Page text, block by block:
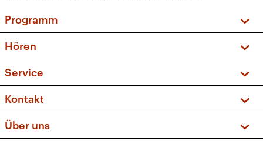
Programm
Sendungen und Podcasts
Musikliste
Kakadu – Das Kinderprogramm
Hören
Frequenzen (UKW + DAB+)
Service
FAQ
Apps
Newsletter
Kontakt
Social Media
Über uns